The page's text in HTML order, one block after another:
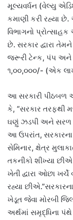
મૂલ્યવર્ધન (વેલ્યુ
કમાણી કરી રહ્યા છે.
વિભાગનો
છે. સરકાર દ્વારા
જરૂરી ટેન્ક, પંપ અને
૧,૦૦,૦૦૦/- (એક
આ સરકારી પીઠબળ
કે, “સરકાર તરફથી
ઘણું ઝડપી અને સરળ
આ ઉપરાંત, સરકારના
સેમિનાર, ક્ષેત્ર
તકનીકો શીખ્યા
ખેતી દ્વારા ઓછા
રહ્યા
ખેડૂત જેવા મોરબી
અર્થમાં સમૃદ્ધિના